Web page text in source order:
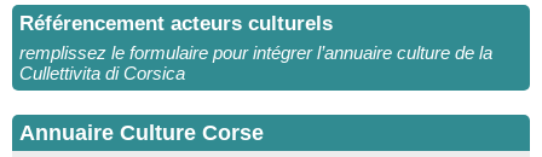
Référencement acteurs culturels
remplissez le formulaire pour intégrer l’annuaire culture de la
Cullettivita di Corsica
Annuaire Culture Corse